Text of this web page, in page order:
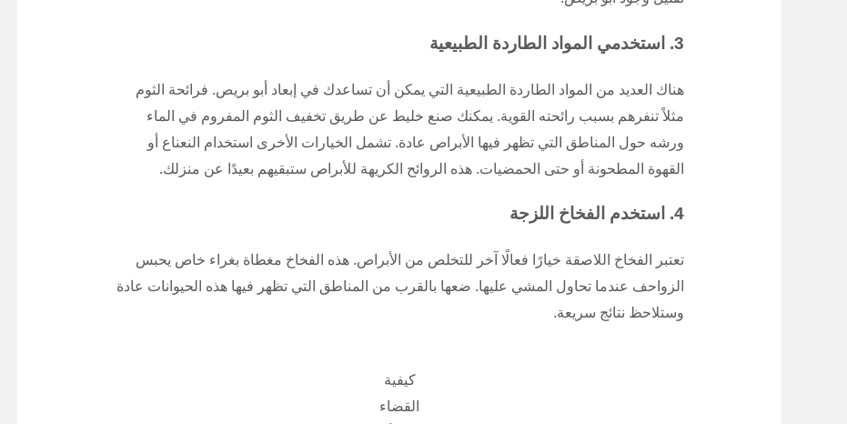
3. استخدمي المواد الطاردة الطبيعية
هناك العديد من المواد الطاردة الطبيعية التي يمكن أن تساعدك في إبعاد أبو بريص. فرائحة الثوم
مثلاً تنفرهم بسبب رائحته القوية. يمكنك صنع خليط عن طريق تخفيف الثوم المفروم في الماء
ورشه حول المناطق التي تظهر فيها الأبراص عادة. تشمل الخيارات الأخرى استخدام النعناع أو
القهوة المطحونة أو حتى الحمضيات. هذه الروائح الكريهة للأبراص ستبقيهم بعيدًا عن منزلك.
4. استخدم الفخاخ اللزجة
تعتبر الفخاخ اللاصقة خيارًا فعالًا آخر للتخلص من الأبراص. هذه الفخاخ مغطاة بغراء خاص يحبس
الزواحف عندما تحاول المشي عليها. ضعها بالقرب من المناطق التي تظهر فيها هذه الحيوانات عادة
وستلاحظ نتائج سريعة.
كيفية
القضاء